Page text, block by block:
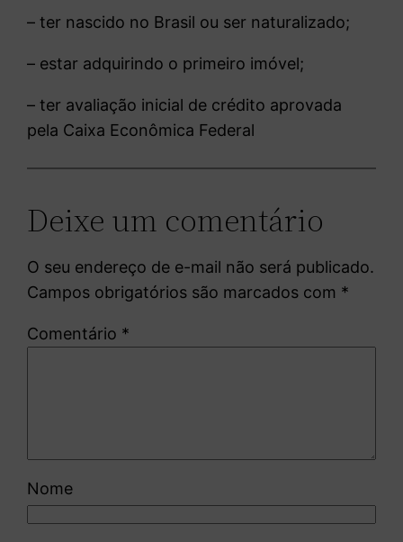
– ter nascido no Brasil ou ser naturalizado;
– estar adquirindo o primeiro imóvel;
– ter avaliação inicial de crédito aprovada
pela Caixa Econômica Federal
Deixe um comentário
O seu endereço de e-mail não será publicado.
Campos obrigatórios são marcados com *
Comentário *
Nome